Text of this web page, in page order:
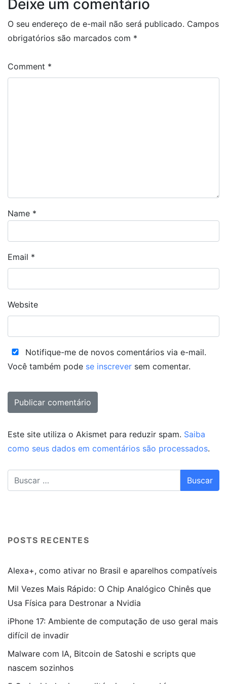
Deixe um comentário
O seu endereço de e-mail não será publicado. Campos
obrigatórios são marcados com *
Comment *
Name *
Email *
Website
Notifique-me de novos comentários via e-mail.
Você também pode se inscrever sem comentar.
Este site utiliza o Akismet para reduzir spam. Saiba
como seus dados em comentários são processados.
POSTS RECENTES
Alexa+, como ativar no Brasil e aparelhos compatíveis
Mil Vezes Mais Rápido: O Chip Analógico Chinês que
Usa Física para Destronar a Nvidia
iPhone 17: Ambiente de computação de uso geral mais
difícil de invadir
Malware com IA, Bitcoin de Satoshi e scripts que
nascem sozinhos